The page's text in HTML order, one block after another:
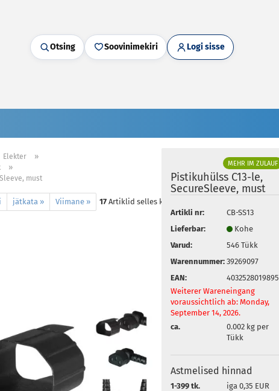
Otsing Soovinimekiri Logi sisse
Elekter »
»
must
jätkata » Viimane » 17 Artiklid selles kategoorias
MEHR IM ZULAUF
Pistikuhülss C13-le,
SecureSleeve, must
Artikli nr:
CB-SS13
Lieferbar:
Kohe
Varud:
546 Tükk
Warennummer: 39269097
EAN:
4032528019895
Weiterer Wareneingang
voraussichtlich ab: Monday,
September 14, 2026.
ca.
0.002kg per
Tükk
Astmelised hinnad
1-399 tk.
iga 0,35 EUR